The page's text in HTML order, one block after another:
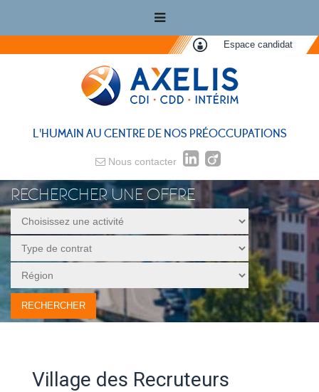
Espace candidat
L'HUMAIN AU CENTRE DE NOS PRÉOCCUPATIONS
Nous contacter
RECHERCHER UNE OFFRE
Village des Recruteurs